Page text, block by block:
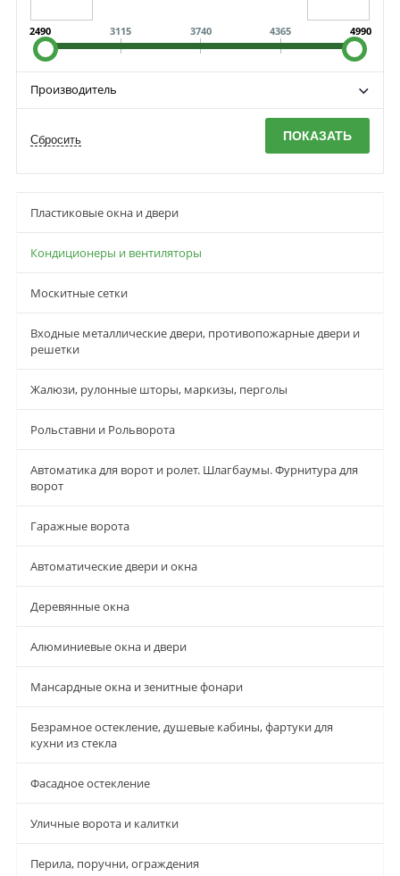
2490 3115 3740 4365 4990
Производитель
Пластиковые окна и двери
Кондиционеры и вентиляторы
Москитные сетки
Входные металлические двери, противопожарные двери и
решетки
Жалюзи, рулонные шторы, маркизы, перголы
Рольставни и Рольворота
Автоматика для ворот и ролет. Шлагбаумы. Фурнитура для
ворот
Гаражные ворота
Автоматические двери и окна
Деревянные окна
Алюминиевые окна и двери
Мансардные окна и зенитные фонари
Безрамное остекление, душевые кабины, фартуки для
кухни из стекла
Фасадное остекление
Уличные ворота и калитки
Перила, поручни, ограждения